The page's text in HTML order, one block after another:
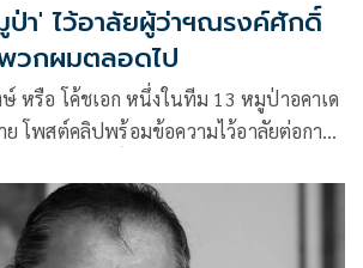
ป่า' ไว้อาลัยผู้ว่าฯณรงค์ศักดิ์
พวกผมตลอดไป
หรือ โค้ชเอก หนึ่งในทีม 13 หมูป่าอคาเด
ย โพสต์คลิปพร้อมข้อความไว้อาลัยต่อการ